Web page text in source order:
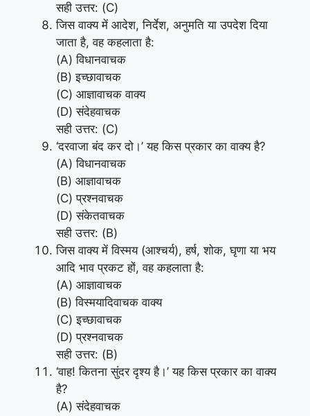
सही उत्तर: (C)
जिस वाक्य में आदेश, निर्देश, अनुमति या उपदेश दिया
जाता है, वह कहलाता है:
(A) विधानवाचक
(B) इच्छावाचक
(C) आज्ञावाचक वाक्य
(D) संदेहवाचक
सही उत्तर: (C)
‘दरवाजा बंद कर दो।’ यह किस प्रकार का वाक्य है?
(A) विधानवाचक
(B) आज्ञावाचक
(C) प्रश्नवाचक
(D) संकेतवाचक
सही उत्तर: (B)
जिस वाक्य में विस्मय (आश्चर्य), हर्ष, शोक, घृणा या भय
आदि भाव प्रकट हों, वह कहलाता है:
(A) आज्ञावाचक
(B) विस्मयादिवाचक वाक्य
(C) इच्छावाचक
(D) प्रश्नवाचक
सही उत्तर: (B)
‘वाह! कितना सुंदर दृश्य है।’ यह किस प्रकार का वाक्य
है?
(A) संदेहवाचक